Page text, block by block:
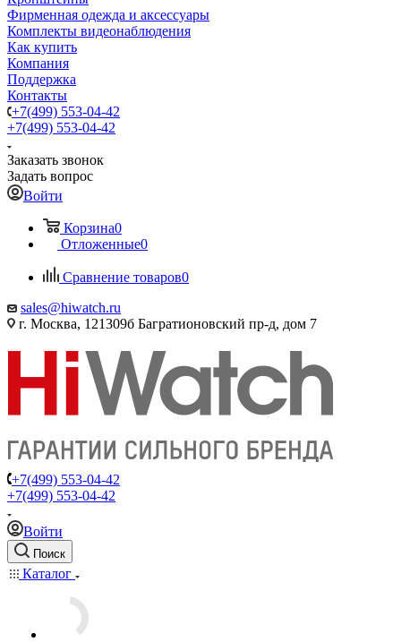
Фирменная одежда и аксессуары
Комплекты видеонаблюдения
Как купить
Компания
Поддержка
Контакты
+7(499) 553-04-42
+7(499) 553-04-42
Заказать звонок
Задать вопрос
Войти
Корзина0
Отложенные0
Сравнение товаров0
sales@hiwatch.ru
г. Москва, 121309б Багратионовский пр-д, дом 7
+7(499) 553-04-42
+7(499) 553-04-42
Войти
Поиск
Каталог